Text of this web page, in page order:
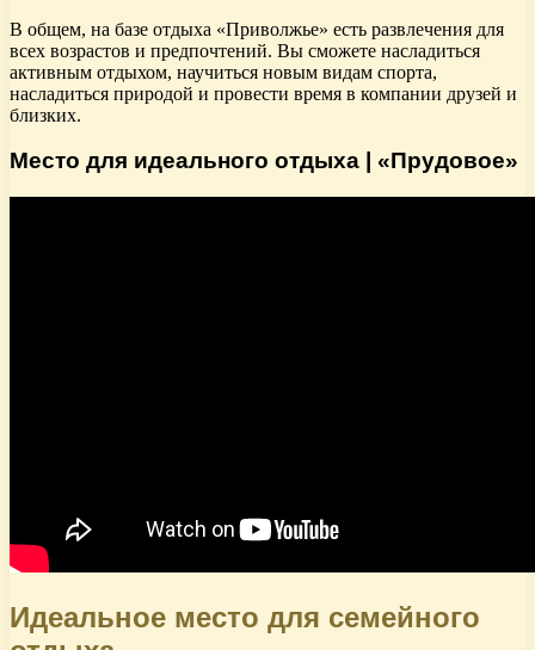
В общем, на базе отдыха «Приволжье» есть развлечения для
всех возрастов и предпочтений. Вы сможете насладиться
активным отдыхом, научиться новым видам спорта,
насладиться природой и провести время в компании друзей и
близких.
Место для идеального отдыха | «Прудовое»
Идеальное место для семейного